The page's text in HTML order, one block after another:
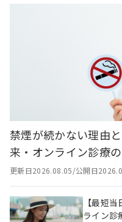
禁煙が続かない理由
来・オンライン診療
更新日2026.08.05/公開日
【最短
ライン診